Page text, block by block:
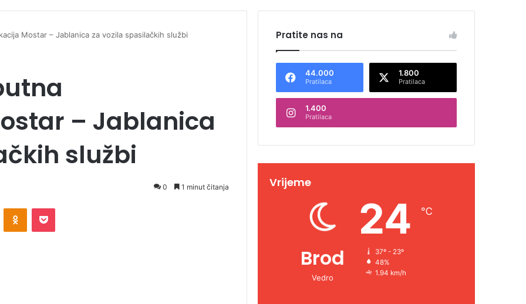
Mostar – Jablanica za vozila spasilačkih službi
– Jablanica
službi
0 1 minut čitanja
Pratite nas na
44.000
Pratilaca
1.800
Pratilaca
1.400
Pratilaca
Vrijeme
Brod
Vedro
24 ℃
37º - 23º
48%
1.94 km/h